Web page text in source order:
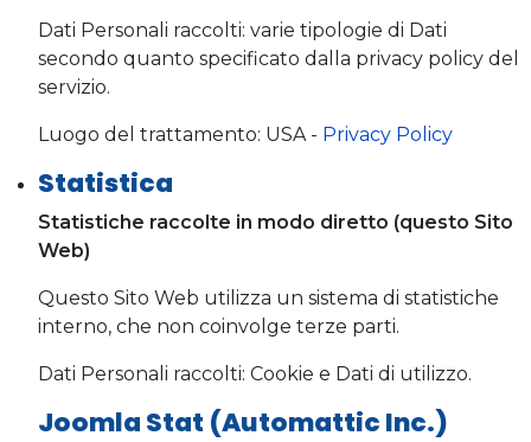
Dati Personali raccolti: varie tipologie di Dati
secondo quanto specificato dalla privacy policy del
servizio.
Luogo del trattamento: USA - Privacy Policy
Statistica
Statistiche raccolte in modo diretto (questo Sito
Web)
Questo Sito Web utilizza un sistema di statistiche
interno, che non coinvolge terze parti.
Dati Personali raccolti: Cookie e Dati di utilizzo.
Joomla Stat (Automattic Inc.)